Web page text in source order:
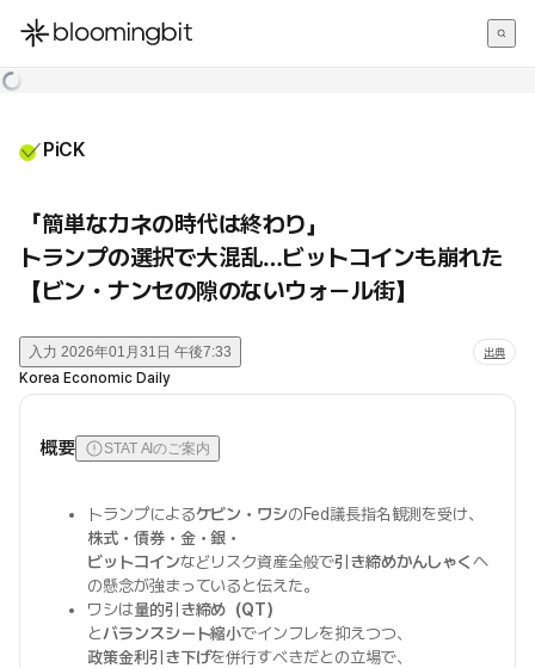
한국어
PiCK
「簡単なカネの時代は終わり」
トランプの選択で大混乱…ビットコインも崩れた
【ビン・ナンセの隙のないウォール街】
入力 2026年01月31日 午後7:33 出典
Korea Economic Daily
概要 STAT AIのご案内
トランプによるケビン・ワシのFed議長指名観測を受け、
株式・債券・金・銀・
ビットコインなどリスク資産全般で引き締めかんしゃくへ
の懸念が強まっていると伝えた。
ワシは量的引き締め（QT）
とバランスシート縮小でインフレを抑えつつ、
政策金利引き下げを併行すべきだとの立場で、